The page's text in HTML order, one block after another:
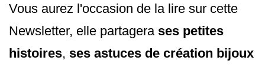
Vous aurez l'occasion de la lire sur cette
Newsletter, elle partagera ses petites
histoires, ses astuces de création bijoux